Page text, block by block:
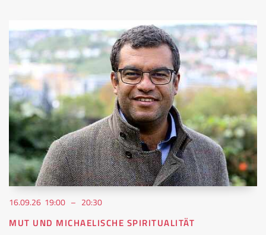
16.09.26 19:00 – 20:30
MUT UND MICHAELISCHE SPIRITUALITÄT